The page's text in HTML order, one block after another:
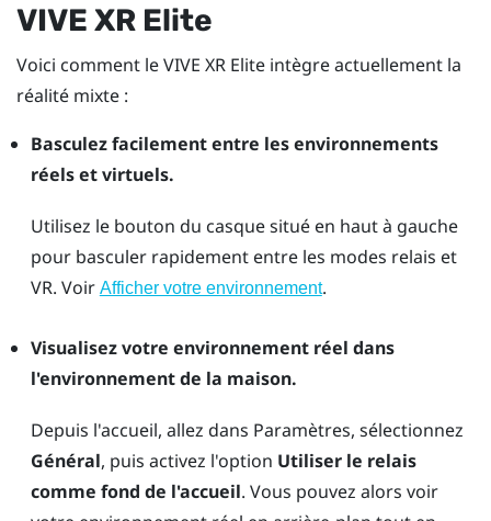
VIVE XR Elite
Voici comment leVIVE XR Elite intègre actuellement la
réalité mixte :
Basculez facilement entre les environnements
réels et virtuels.
Utilisez le bouton du casquesitué en haut à gauche
pour basculer rapidement entre les modes relais et
VR. Voir Afficher votre environnement.
Visualisez votre environnement réel dans
l'environnement de la maison.
Depuis l'accueil, allez dans Paramètres, sélectionnez
Général, puis activez l'option Utiliser le relais
comme fond de l'accueil. Vous pouvez alors voir